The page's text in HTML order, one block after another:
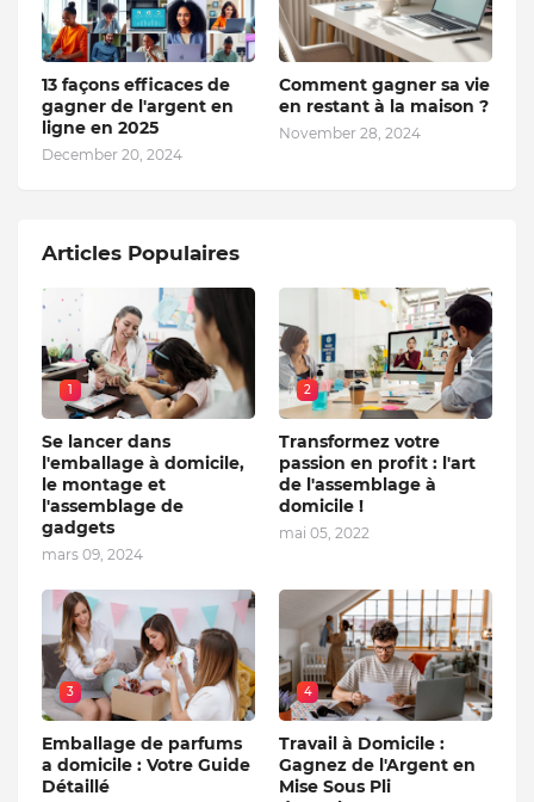
13 façons efficaces de
gagner de l'argent en
ligne en 2025
December 20, 2024
Comment gagner sa vie
en restant à la maison ?
November 28, 2024
Articles Populaires
1
Se lancer dans
l'emballage à domicile,
le montage et
l'assemblage de
gadgets
mars 09, 2024
2
Transformez votre
passion en profit : l'art
de l'assemblage à
domicile !
mai 05, 2022
3
Emballage de parfums
a domicile : Votre Guide
Détaillé
4
Travail à Domicile :
Gagnez de l'Argent en
Mise Sous Pli